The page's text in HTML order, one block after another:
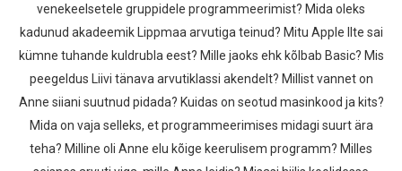
venekeelsetele gruppidele programmeerimist? Mida oleks
kadunud akadeemik Lippmaa arvutiga teinud? Mitu Apple IIte sai
kümne tuhande kuldrubla eest? Mille jaoks ehk kõlbab Basic? Mis
peegeldus Liivi tänava arvutiklassi akendelt? Millist vannet on
Anne siiani suutnud pidada? Kuidas on seotud masinkood ja kits?
Mida on vaja selleks, et programmeerimises midagi suurt ära
teha? Milline oli Anne elu kõige keerulisem programm? Milles